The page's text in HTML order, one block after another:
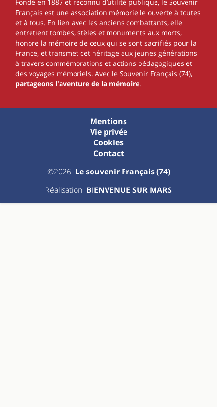
Fondé en 1887 et reconnu d’utilité publique, le Souvenir
Français est une association mémorielle ouverte à toutes
et à tous. En lien avec les anciens combattants, elle
entretient tombes, stèles et monuments aux morts,
honore la mémoire de ceux qui se sont sacrifiés pour la
France, et transmet cet héritage aux jeunes générations
à travers commémorations et actions pédagogiques et
des voyages mémoriels. Avec le Souvenir Français (74),
partageons l'aventure de la mémoire.
©2026 Le souvenir Français (74)
Mentions
Vie privée
Cookies
Contact
Réalisation BIENVENUE SUR MARS